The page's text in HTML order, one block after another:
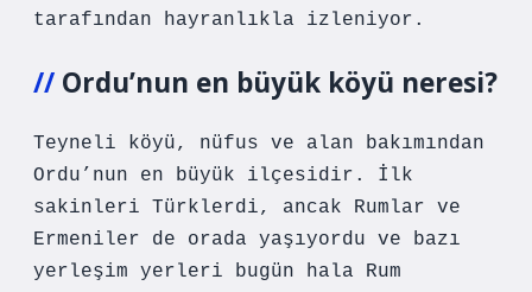
tarafından hayranlıkla izleniyor.
Ordu’nun en büyük köyü neresi?
Teyneli köyü, nüfus ve alan bakımından
Ordu’nun en büyük ilçesidir. İlk
sakinleri Türklerdi, ancak Rumlar ve
Ermeniler de orada yaşıyordu ve bazı
yerleşim yerleri bugün hala Rum